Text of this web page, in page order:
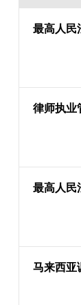
最高人民
律师执业
最高人民
马来西亚